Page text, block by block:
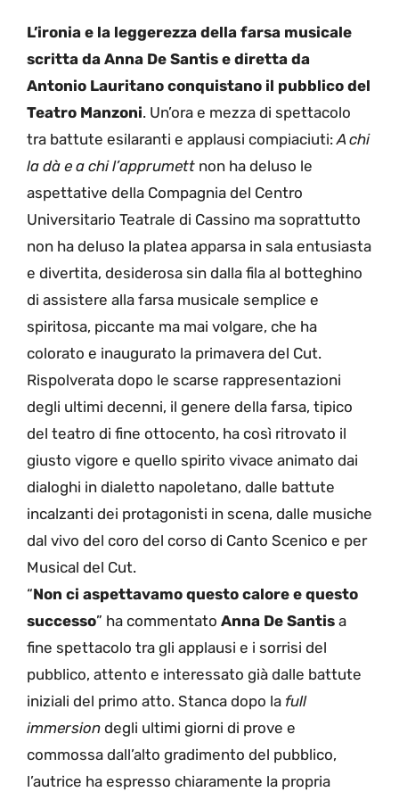
L’ironia e la leggerezza della farsa musicale
scritta da Anna De Santis e diretta da
Antonio Lauritano conquistano il pubblico del
Teatro Manzoni. Un’ora e mezza di spettacolo
tra battute esilaranti e applausi compiaciuti: A chi
la dà e a chi l’apprumett non ha deluso le
aspettative della Compagnia del Centro
Universitario Teatrale di Cassino ma soprattutto
non ha deluso la platea apparsa in sala entusiasta
e divertita, desiderosa sin dalla fila al botteghino
di assistere alla farsa musicale semplice e
spiritosa, piccante ma mai volgare, che ha
colorato e inaugurato la primavera del Cut.
Rispolverata dopo le scarse rappresentazioni
degli ultimi decenni, il genere della farsa, tipico
del teatro di fine ottocento, ha così ritrovato il
giusto vigore e quello spirito vivace animato dai
dialoghi in dialetto napoletano, dalle battute
incalzanti dei protagonisti in scena, dalle musiche
dal vivo del coro del corso di Canto Scenico e per
Musical del Cut.
“Non ci aspettavamo questo calore e questo
successo” ha commentato Anna De Santis a
fine spettacolo tra gli applausi e i sorrisi del
pubblico, attento e interessato già dalle battute
iniziali del primo atto. Stanca dopo la full
immersion degli ultimi giorni di prove e
commossa dall’alto gradimento del pubblico,
l’autrice ha espresso chiaramente la propria